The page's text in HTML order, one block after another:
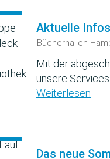
Aktuelle
Bücherhallen
Mit der
unsere
Weiterlesen
Das neue